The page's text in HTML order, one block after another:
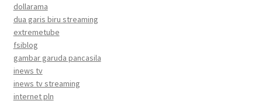
dollarama
dua garis biru streaming
extremetube
fsiblog
gambar garuda pancasila
inews tv
inews tv streaming
internet pln